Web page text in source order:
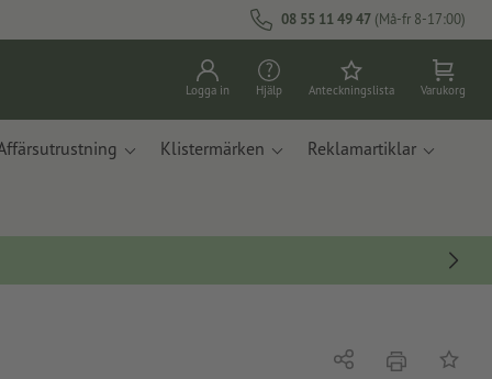
08 55 11 49 47 (Må-fr 8-17:00)
Logga in Hjälp Anteckningslista Varukorg
Klistermärken Reklamartiklar
Dela erbjudande
På